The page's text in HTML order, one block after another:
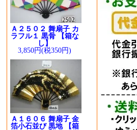
Ａ２５０２ 舞扇子 カ
ラフル１ 黒骨 【箱な
し】
3,850円(税350円)
Ａ１６０６ 舞扇子 金
箔小石並び 黒地 【箱